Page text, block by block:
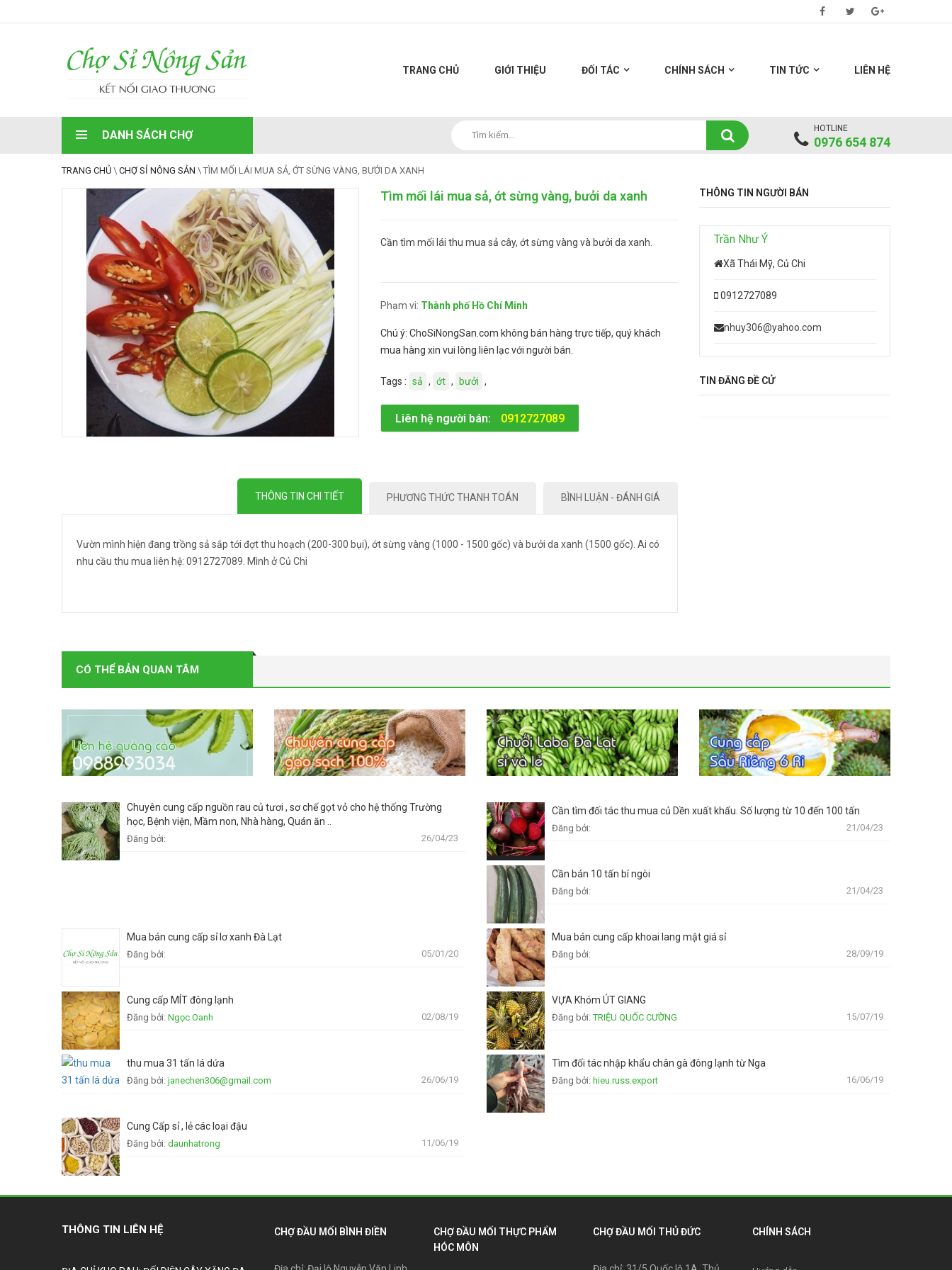
TRANG CHỦ GIỚI THIỆU ĐỐI TÁC CHÍNH SÁCH TIN TỨC LIÊN HỆ
DANH SÁCH CHỢ HOTLINE
0976 654 874
TRANG CHỦ \ CHỢ SỈ NÔNG SẢN \ TÌM MỐI LÁI MUA SẢ, ỚT SỪNG VÀNG, BƯỞI DA XANH
Tìm mối lái mua sả, ớt sừng vàng, bưởi da xanh
Cần tìm mối lái thu mua sả cây, ớt sừng vàng và bưởi da xanh.
Phạm vi: Thành phố Hồ Chí Minh
Chú ý: ChoSiNongSan.com không bán hàng trực tiếp, quý khách
mua hàng xin vui lòng liên lạc với người bán.
Tags : sả , ớt , bưởi ,
Liên hệ người bán: 0912727089
THÔNG TIN CHI TIẾT PHƯƠNG THỨC THANH TOÁN BÌNH LUẬN - ĐÁNH GIÁ
Vườn mình hiện đang trồng sả sắp tới đợt thu hoạch (200-300 bụi), ớt sừng vàng (1000 - 1500 gốc) và bưởi da xanh (1500 gốc). Ai có
nhu cầu thu mua liên hệ: 0912727089. Mình ở Củ Chi
THÔNG TIN NGƯỜI BÁN
Trần Như Ý
Xã Thái Mỹ, Củ Chi
0912727089
nhuy306@yahoo.com
TIN ĐĂNG ĐỀ CỬ
CÓ THỂ BẢN QUAN TÂM
Chuyên cung cấp nguồn rau củ tươi , sơ chế gọt vỏ cho hệ thống Trường
học, Bệnh viện, Mầm non, Nhà hàng, Quán ăn ..
Đăng bởi: 26/04/23
Cần tìm đối tác thu mua củ Dền xuất khẩu. Số lượng từ 10 đến 100 tấn
Đăng bởi: 21/04/23
Cần bán 10 tấn bí ngòi
Đăng bởi: 21/04/23
Mua bán cung cấp sỉ lơ xanh Đà Lạt
Đăng bởi: 05/01/20
Mua bán cung cấp khoai lang mật giá sỉ
Đăng bởi: 28/09/19
Cung cấp MÍT đông lạnh
Đăng bởi: Ngọc Oanh 02/08/19
VỰA Khóm ÚT GIANG
Đăng bởi:TRIỆU QUỐC CƯỜNG 15/07/19
thu mua 31 tấn lá dứa
Đăng bởi: janechen306@gmail.com 26/06/19
Tìm đối tác nhập khẩu chân gà đông lạnh từ Nga
Đăng bởi: hieu.russ.export 16/06/19
Cung Cấp sỉ , lẻ các loại đậu
Đăng bởi: daunhatrong 11/06/19
THÔNG TIN LIÊN HỆ CHỢ ĐẦU MỐI BÌNH ĐIỀN
CHỢ ĐẦU MỐI THỰC PHẨM
HÓC MÔN
CHỢ ĐẦU MỐI THỦ ĐỨC CHÍNH SÁCH